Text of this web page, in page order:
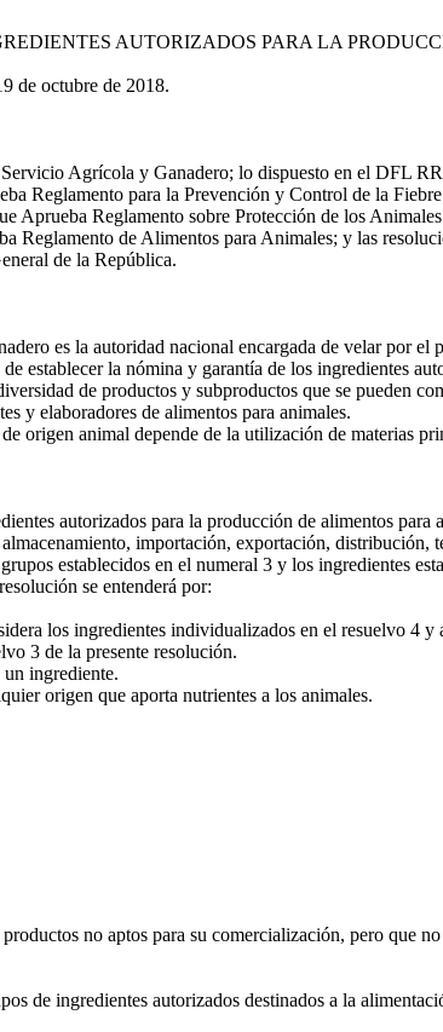
AUTORIZADOS PARA LA
de octubre de 2018.
Agrícola y Ganadero; lo dispuesto en el DFL
Reglamento para la Prevención y Control de la
Aprueba Reglamento sobre Protección de los
Reglamento de Alimentos para Animales; y las
de la República.
es la autoridad nacional encargada de velar por el
establecer la nómina y garantía de los ingredientes
de productos y subproductos que se pueden
y elaboradores de alimentos para animales.
origen animal depende de la utilización de materias
autorizados para la producción de alimentos para
importación, exportación, distribución,
establecidos en el numeral 3 y los ingredientes
se entenderá por:
los ingredientes individualizados en el resuelvo 4 y
3 de la presente resolución.
ingrediente.
origen que aporta nutrientes a los animales.
no aptos para su comercialización, pero que
de ingredientes autorizados destinados a la